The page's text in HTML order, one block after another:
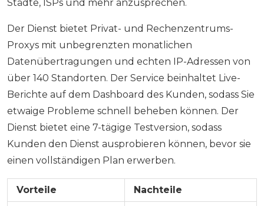
Städte, ISPs und mehr anzusprechen.
Der Dienst bietet Privat- und Rechenzentrums-
Proxys mit unbegrenzten monatlichen
Datenübertragungen und echten IP-Adressen von
über 140 Standorten. Der Service beinhaltet Live-
Berichte auf dem Dashboard des Kunden, sodass Sie
etwaige Probleme schnell beheben können. Der
Dienst bietet eine 7-tägige Testversion, sodass
Kunden den Dienst ausprobieren können, bevor sie
einen vollständigen Plan erwerben.
Vorteile Nachteile